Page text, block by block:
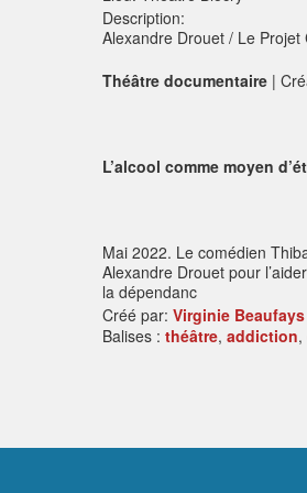
Description:
Alexandre Drouet / Le Projet
Théâtre documentaire |
L’alcool comme moyen
Mai 2022. Le comédien
Alexandre Drouet pour
la dépendanc
Créé par:Virginie Beaufays
Balises :théâtre,addiction,